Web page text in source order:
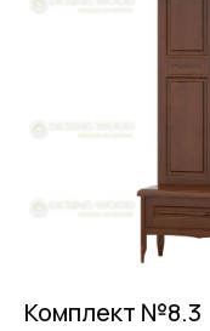
Комплект №8.3